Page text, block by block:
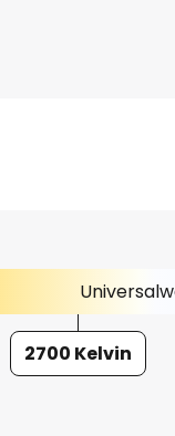
2700 Kelvin